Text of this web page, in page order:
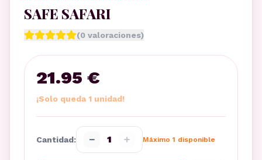
SAFE SAFARI
(0 valoraciones)
21.95 €
¡Solo queda 1 unidad!
Cantidad: − 1 + Máximo 1 disponible